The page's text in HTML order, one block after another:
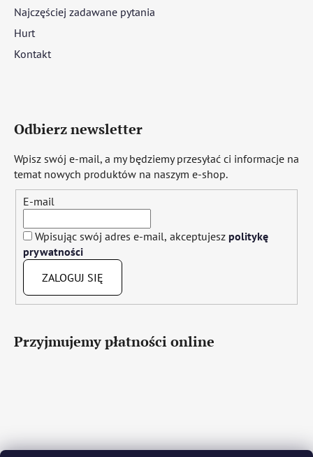
Najczęściej zadawane pytania
Hurt
Kontakt
Odbierz newsletter
Wpisz swój e-mail, a my będziemy przesyłać ci informacje na
temat nowych produktów na naszym e-shop.
E-mail
Wpisując swój adres e-mail, akceptujesz politykę
prywatności
ZALOGUJ SIĘ
Przyjmujemy płatności online